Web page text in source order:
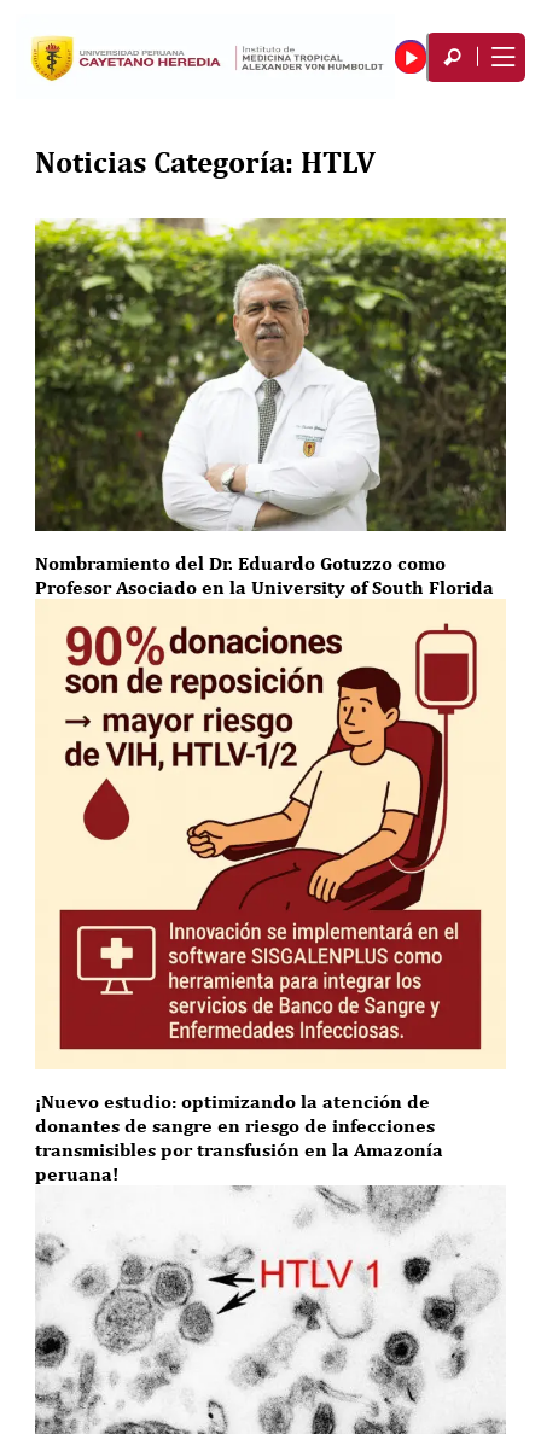
Noticias Categoría: HTLV
Nombramiento del Dr. Eduardo Gotuzzo como
Profesor Asociado en la University of South Florida
¡Nuevo estudio: optimizando la atención de
donantes de sangre en riesgo de infecciones
transmisibles por transfusión en la Amazonía
peruana!